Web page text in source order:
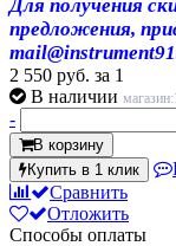
Для получения
предложения,
2 550 руб. за 1
В наличии
-
В корзину
Купить в 1 клик
Сравнить
Отложить
Способы оплаты